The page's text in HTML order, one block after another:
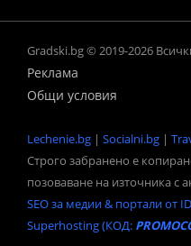
Gradski.bg © 2019-2026
Реклама
Общи условия
Lechenie.bg | Socialni.bg |
Строго забранено е
позоваване на източника с
SEO за медии & портали от
Superhosting (КОД: